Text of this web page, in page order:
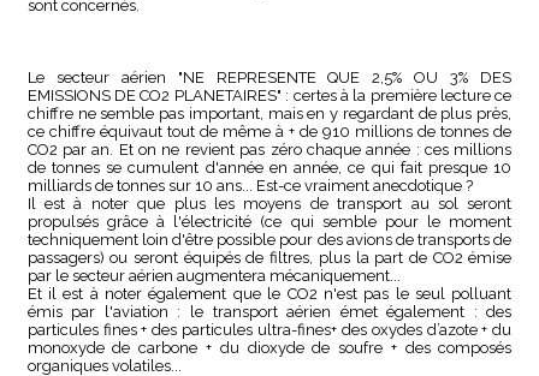
sont concernés.
Le secteur aérien "NE REPRESENTE QUE 2,5% OU 3% DES
EMISSIONS DE CO2 PLANETAIRES" : certes à la première lecture ce
chiffre ne semble pas important, mais en y regardant de plus près,
ce chiffre équivaut tout de même à + de 910 millions de tonnes de
CO2 par an. Et on ne revient pas zéro chaque année : ces millions
de tonnes se cumulent d'année en année, ce qui fait presque 10
milliards de tonnes sur 10 ans... Est-ce vraiment anecdotique ?
Il est à noter que plus les moyens de transport au sol seront
propulsés grâce à l'électricité (ce qui semble pour le moment
techniquement loin d'être possible pour des avions de transports de
passagers) ou seront équipés de filtres, plus la part de CO2 émise
par le secteur aérien augmentera mécaniquement...
Et il est à noter également que le CO2 n'est pas le seul polluant
émis par l'aviation : le transport aérien émet également : des
particules fines + des particules ultra-fines+ des oxydes d’azote + du
monoxyde de carbone + du dioxyde de soufre + des composés
organiques volatiles...